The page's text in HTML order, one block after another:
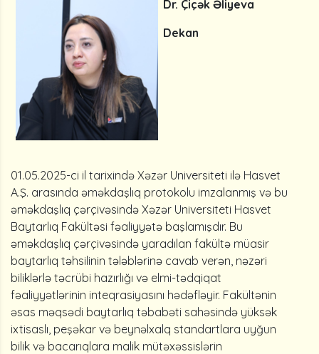
Dr. Çiçək Əliyeva
Dekan
01.05.2025-ci il tarixində Xəzər Universiteti ilə Hasvet
A.Ş. arasında əməkdaşlıq protokolu imzalanmış və bu
əməkdaşlıq çərçivəsində Xəzər Universiteti Hasvet
Baytarlıq Fakültəsi fəaliyyətə başlamışdır. Bu
əməkdaşlıq çərçivəsində yaradılan fakültə müasir
baytarlıq təhsilinin tələblərinə cavab verən, nəzəri
biliklərlə təcrübi hazırlığı və elmi-tədqiqat
fəaliyyətlərinin inteqrasiyasını hədəfləyir. Fakültənin
əsas məqsədi baytarlıq təbabəti sahəsində yüksək
ixtisaslı, peşəkar və beynəlxalq standartlara uyğun
bilik və bacarıqlara malik mütəxəssislərin